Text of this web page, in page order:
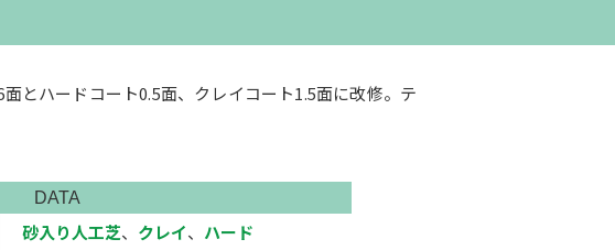
とハードコート0.5面、クレイコート1.5面に改修。テ
DATA
砂入り人工芝、 クレイ、 ハード